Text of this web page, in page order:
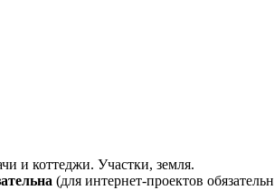
и коттеджи. Участки, земля.
(для интернет-проектов